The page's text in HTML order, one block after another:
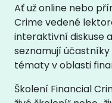
Ať už online nebo
Crime vedené
interaktivní diskuse
seznamují
tématy v oblasti
Školení Financial